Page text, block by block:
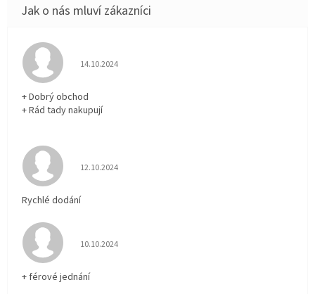
Hodnocení obchodu je 5 z 5 hvězdiček.
14.10.2024
+ Dobrý obchod
+ Rád tady nakupují
Hodnocení obchodu je 5 z 5 hvězdiček.
12.10.2024
Rychlé dodání
Hodnocení obchodu je 5 z 5 hvězdiček.
10.10.2024
+ férové jednání